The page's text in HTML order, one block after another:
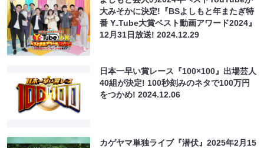
大みそかに決定!『BSよしもと年またぎ特
番 Y₋Tube大賞ベスト動画アワード2024』
12月31日放送!2024.12.29
日本一早い賞レース『100×100』出場芸人
40組が決定! 100秒刻みのネタで100万円
をつかめ!2024.12.06
カゲヤマ単独ライブ『潜伏』2025年2月15